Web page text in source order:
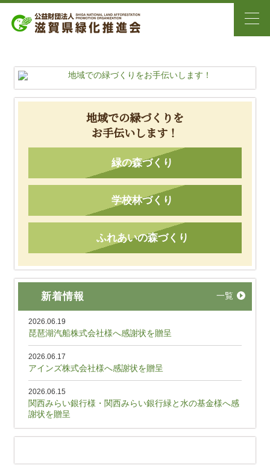
地域での緑づくりを
お手伝いします！
緑の森づくり
学校林づくり
ふれあいの森づくり
新着情報 一覧
2026.06.19
琵琶湖汽船株式会社様へ感謝状を贈呈
2026.06.17
アインズ株式会社様へ感謝状を贈呈
2026.06.15
関西みらい銀行様・関西みらい銀行緑と水の基金様へ感
謝状を贈呈